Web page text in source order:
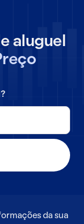
aluguel
da sua